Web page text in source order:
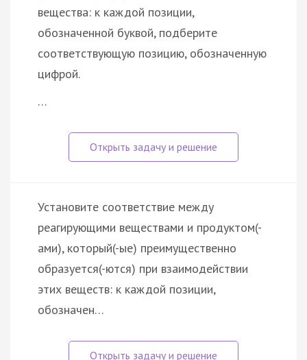
вещества: к каждой позиции,
обозначенной буквой, подберите
соответствующую позицию, обозначенную
цифрой.
…
Установите соответствие между
реагирующими веществами и продуктом(-
ами), который(-ые) преимущественно
образуется(-ются) при взаимодействии
этих веществ: к каждой позиции,
обозначен…